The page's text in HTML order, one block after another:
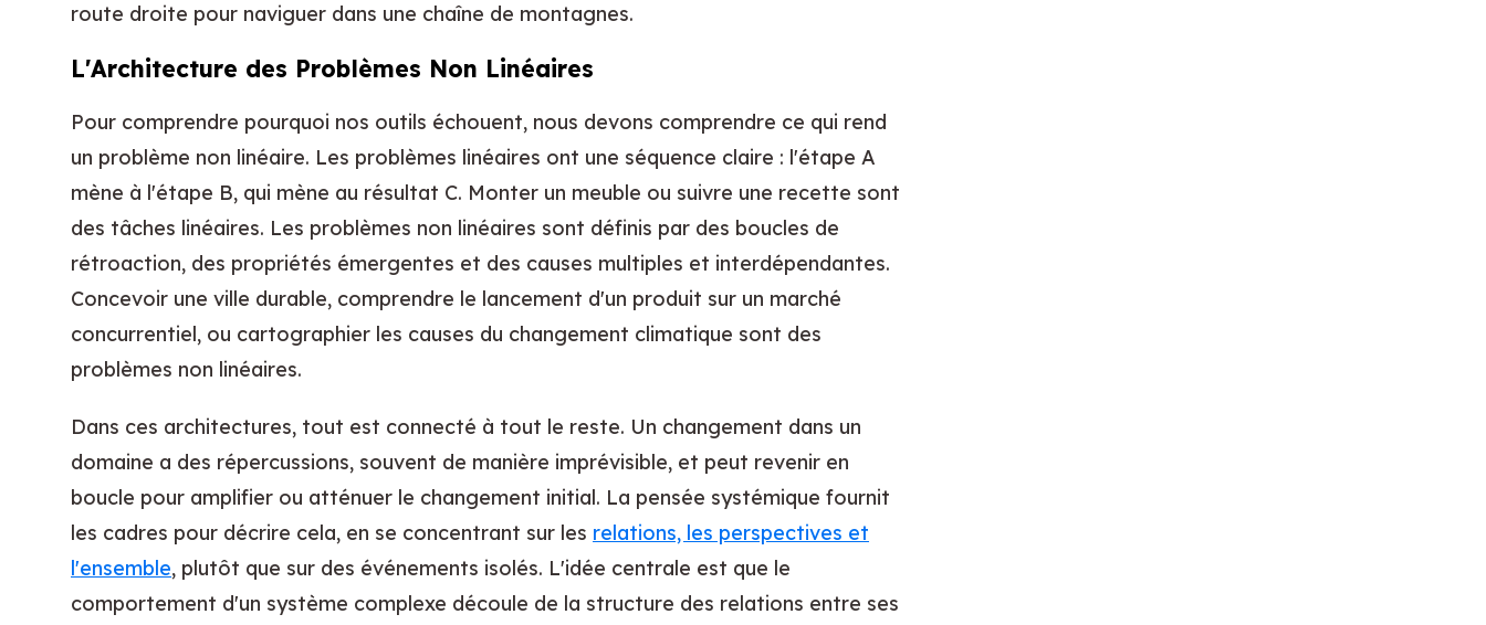
route droite pour naviguer dans une chaîne de montagnes.
L'Architecture des Problèmes Non Linéaires
Pour comprendre pourquoi nos outils échouent, nous devons comprendre ce qui rend
un problème non linéaire. Les problèmes linéaires ont une séquence claire : l'étape A
mène à l'étape B, qui mène au résultat C. Monter un meuble ou suivre une recette sont
des tâches linéaires. Les problèmes non linéaires sont définis par des boucles de
rétroaction, des propriétés émergentes et des causes multiples et interdépendantes.
Concevoir une ville durable, comprendre le lancement d'un produit sur un marché
concurrentiel, ou cartographier les causes du changement climatique sont des
problèmes non linéaires.
Dans ces architectures, tout est connecté à tout le reste. Un changement dans un
domaine a des répercussions, souvent de manière imprévisible, et peut revenir en
boucle pour amplifier ou atténuer le changement initial. La pensée systémique fournit
les cadres pour décrire cela, en se concentrant sur les relations, les perspectives et
l'ensemble, plutôt que sur des événements isolés. L'idée centrale est que le
comportement d'un système complexe découle de la structure des relations entre ses